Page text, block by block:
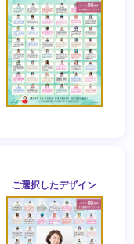
ご選択したデザイン